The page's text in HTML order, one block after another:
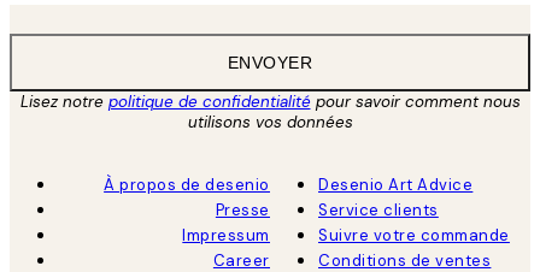
ENVOYER
Lisez notre politique de confidentialitépour savoir comment nous
utilisons vos données
À propos de desenio
Presse
Impressum
Career
Desenio Art Advice
Service clients
Suivre votre commande
Conditions de ventes